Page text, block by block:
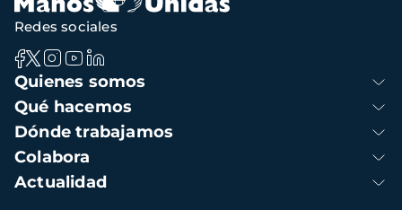
Navegación
principal
Quienes somos
Qué hacemos
Dónde trabajamos
Colabora
Actualidad
Redes sociales